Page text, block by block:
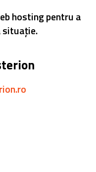
hosting pentru a
situație.